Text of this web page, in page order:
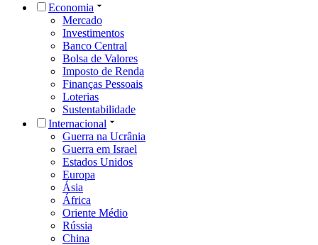
Economia
Mercado
Investimentos
Banco Central
Bolsa de Valores
Imposto de Renda
Finanças Pessoais
Loterias
Sustentabilidade
Internacional
Guerra na Ucrânia
Guerra em Israel
Estados Unidos
Europa
Ásia
África
Oriente Médio
Rússia
China